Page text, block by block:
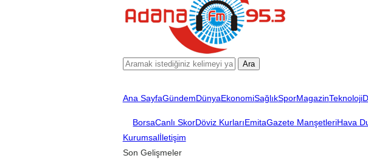
Ara
Ana SayfaGündemDünyaEkonomiSağlıkSporMagazinTeknoloji
BorsaCanlı SkorDöviz KurlarıEmitaGazete ManşetleriHava
Kurumsalİletişim
Son Gelişmeler